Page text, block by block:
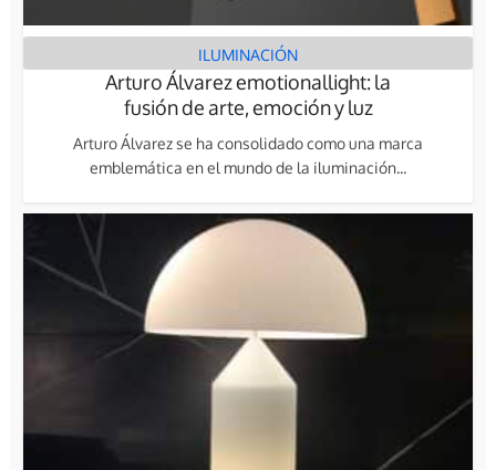
ILUMINACIÓN
Arturo Álvarez emotionallight: la
fusión de arte, emoción y luz
Arturo Álvarez se ha consolidado como una marca
emblemática en el mundo de la iluminación...